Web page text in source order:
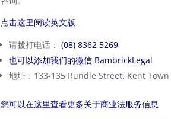
点击这里阅读英文版
请拨打电话：(08) 8362 5269
也可以添加我们的微信 BambrickLegal
地址：133-135 Rundle Street, Kent Town
您可以在这里查看更多关于商业法服务信息